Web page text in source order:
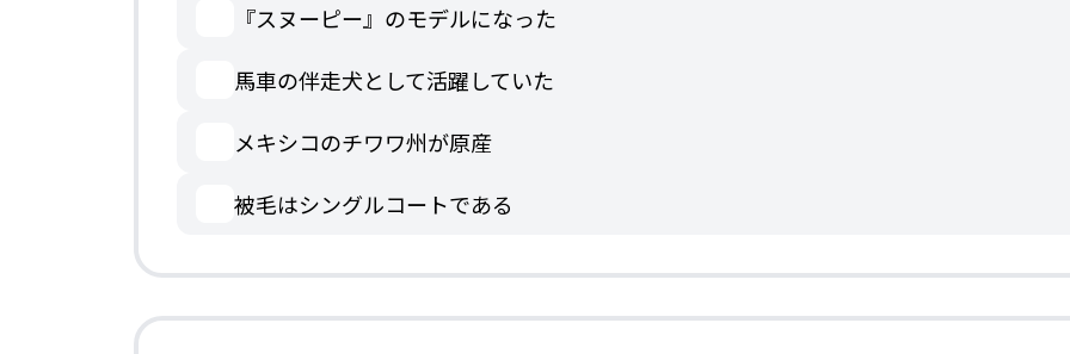
『スヌーピー』のモデルになった
馬車の伴走犬として活躍していた
メキシコのチワワ州が原産
被毛はシングルコートである